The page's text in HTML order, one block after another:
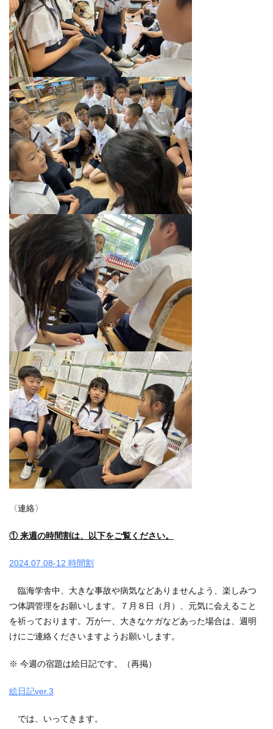
〈連絡〉
① 来週の時間割は、以下をご覧ください。
2024.07.08-12 時間割
臨海学舎中、大きな事故や病気などありませんよう、楽しみつ
つ体調管理をお願いします。７月８日（月）、元気に会えること
を祈っております。万が一、大きなケガなどあった場合は、週明
けにご連絡くださいますようお願いします。
※ 今週の宿題は絵日記です。（再掲）
絵日記ver.3
では、いってきます。